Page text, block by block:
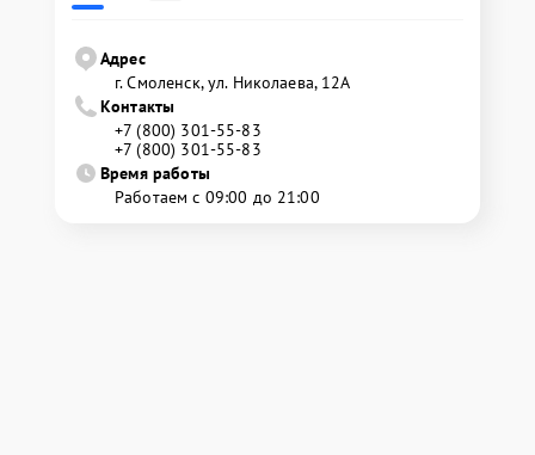
Адрес
г. Смоленск, ул. Николаева, 12А
Контакты
+7 (800) 301-55-83
+7 (800) 301-55-83
Время работы
Работаем с 09:00 до 21:00